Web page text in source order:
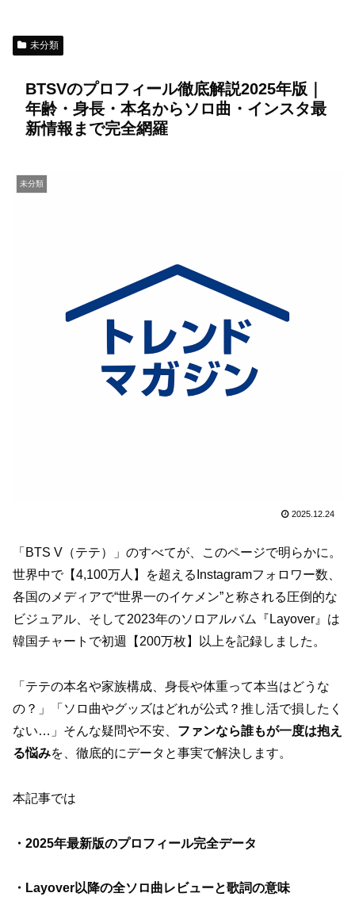
未分類
BTSVのプロフィール徹底解説2025年版｜
年齢・身長・本名からソロ曲・インスタ最
新情報まで完全網羅
未分類
2025.12.24
「BTS V（テテ）」のすべてが、このページで明らかに。
世界中で【4,100万人】を超えるInstagramフォロワー数、
各国のメディアで“世界一のイケメン”と称される圧倒的な
ビジュアル、そして2023年のソロアルバム『Layover』は
韓国チャートで初週【200万枚】以上を記録しました。
「テテの本名や家族構成、身長や体重って本当はどうな
の？」「ソロ曲やグッズはどれが公式？推し活で損したく
ない…」そんな疑問や不安、 ファンなら誰もが一度は抱え
る悩みを、徹底的にデータと事実で解決します。
本記事では
・2025年最新版のプロフィール完全データ
・Layover以降の全ソロ曲レビューと歌詞の意味